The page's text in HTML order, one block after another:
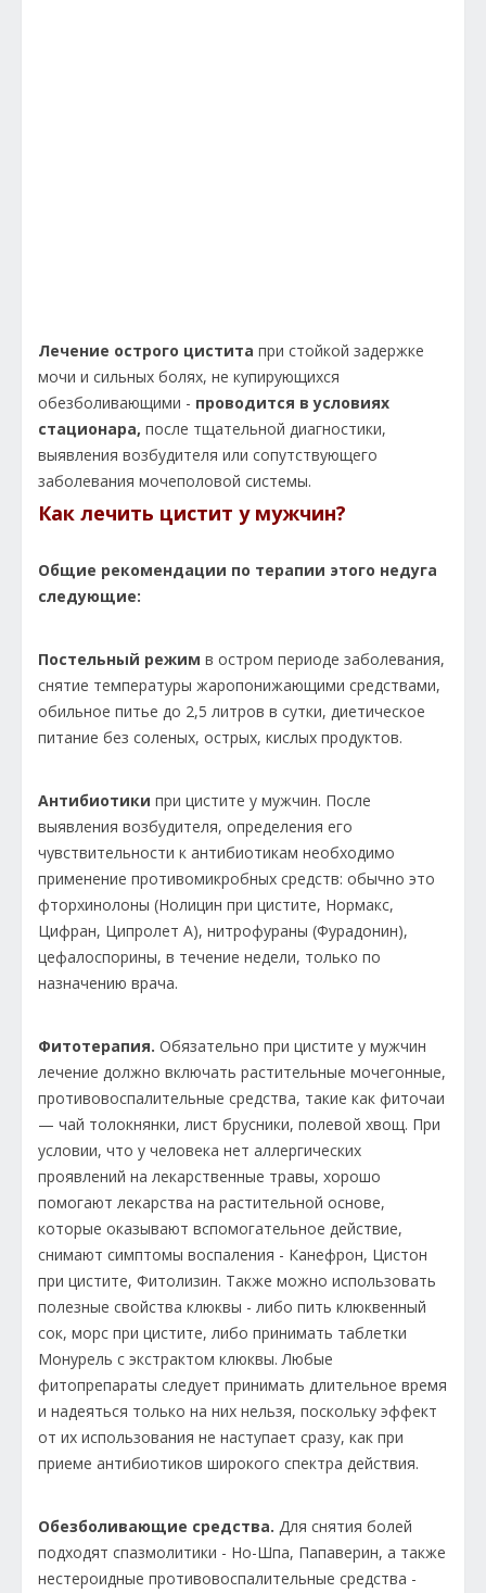
Лечение острого цистита при стойкой задержке
мочи и сильных болях, не купирующихся
обезболивающими - проводится в условиях
стационара, после тщательной диагностики,
выявления возбудителя или сопутствующего
заболевания мочеполовой системы.
Как лечить цистит у мужчин?
Общие рекомендации по терапии этого недуга
следующие:
Постельный режим в остром периоде заболевания,
снятие температуры жаропонижающими средствами,
обильное питье до 2,5 литров в сутки, диетическое
питание без соленых, острых, кислых продуктов.
Антибиотики при цистите у мужчин. После
выявления возбудителя, определения его
чувствительности к антибиотикам необходимо
применение противомикробных средств: обычно это
фторхинолоны (Нолицин при цистите, Нормакс,
Цифран, Ципролет А), нитрофураны (Фурадонин),
цефалоспорины, в течение недели, только по
назначению врача.
Фитотерапия. Обязательно при цистите у мужчин
лечение должно включать растительные мочегонные,
противовоспалительные средства, такие как фиточаи
— чай толокнянки, лист брусники, полевой хвощ. При
условии, что у человека нет аллергических
проявлений на лекарственные травы, хорошо
помогают лекарства на растительной основе,
которые оказывают вспомогательное действие,
снимают симптомы воспаления - Канефрон, Цистон
при цистите, Фитолизин. Также можно использовать
полезные свойства клюквы - либо пить клюквенный
сок, морс при цистите, либо принимать таблетки
Монурель с экстрактом клюквы. Любые
фитопрепараты следует принимать длительное время
и надеяться только на них нельзя, поскольку эффект
от их использования не наступает сразу, как при
приеме антибиотиков широкого спектра действия.
Обезболивающие средства. Для снятия болей
подходят спазмолитики - Но-Шпа, Папаверин, а также
нестероидные противовоспалительные средства -